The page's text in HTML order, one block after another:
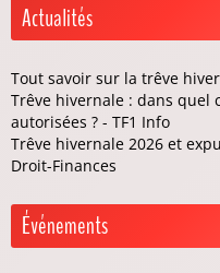
Actualités
Tout savoir sur la trêve
Trêve hivernale : dans quel
autorisées ? - TF1 Info
Trêve hivernale 2026 et
Droit-Finances
Événements